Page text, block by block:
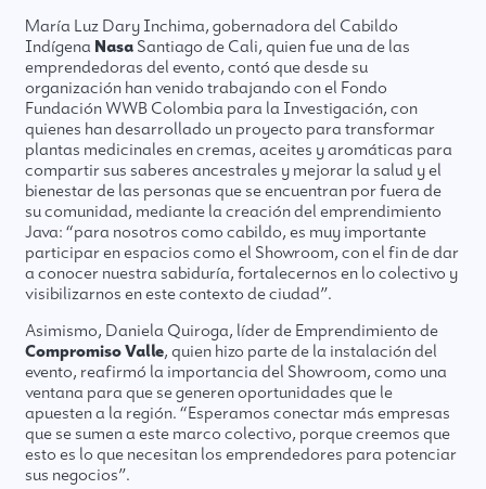
María Luz Dary Inchima, gobernadora del Cabildo
Indígena Nasa Santiago de Cali, quien fue una de las
emprendedoras del evento, contó que desde su
organización han venido trabajando con el Fondo
Fundación WWB Colombia para la Investigación, con
quienes han desarrollado un proyecto para transformar
plantas medicinales en cremas, aceites y aromáticas para
compartir sus saberes ancestrales y mejorar la salud y el
bienestar de las personas que se encuentran por fuera de
su comunidad, mediante la creación del emprendimiento
Java: “para nosotros como cabildo, es muy importante
participar en espacios como el Showroom, con el fin de dar
a conocer nuestra sabiduría, fortalecernos en lo colectivo y
visibilizarnos en este contexto de ciudad”.
Asimismo, Daniela Quiroga, líder de Emprendimiento de
Compromiso Valle, quien hizo parte de la instalación del
evento, reafirmó la importancia del Showroom, como una
ventana para que se generen oportunidades que le
apuesten a la región. “Esperamos conectar más empresas
que se sumen a este marco colectivo, porque creemos que
esto es lo que necesitan los emprendedores para potenciar
sus negocios”.